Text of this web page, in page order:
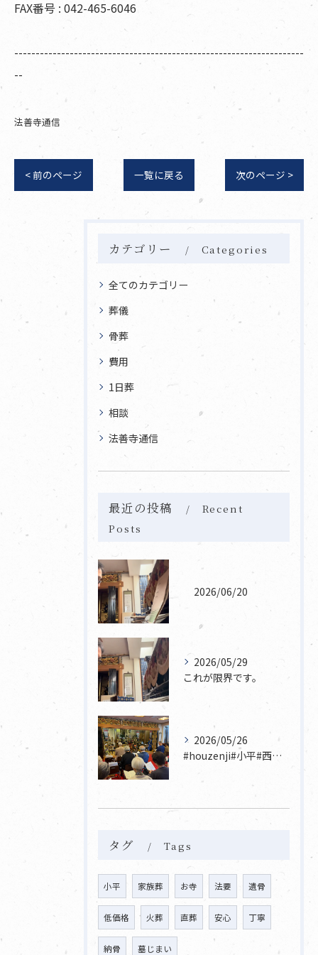
FAX番号 : 042-465-6046
--------------------------------------------------------------------
--
法善寺通信
< 前のページ 一覧に戻る 次のページ >
カテゴリー Categories
全てのカテゴリー
葬儀
骨葬
費用
1日葬
相談
法善寺通信
最近の投稿
Recent
Posts
2026/06/20
2026/05/29
これが限界です。
2026/05/26
#houzenji#小平#西東京市#東村山#立川市国分寺市寺...
タグ Tags
小平 家族葬 お寺 法要 遺骨
低価格 火葬 直葬 安心 丁寧
納骨 墓じまい